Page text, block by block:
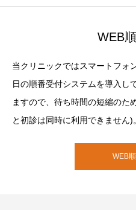
WEB
当クリニックではスマートフォ
日の順番受付システムを導入し
ますので、待ち時間の短縮のた
と初診は同時に利用できません)。
WEB